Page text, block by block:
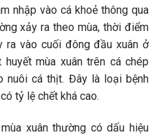
nhập vào cá khoẻ thông qua
xảy ra theo mùa, thời điểm
ra vào cuối đông đầu xuân ở
mùa xuân trên cá chép
nuôi cá thịt. Đây là loại bệnh
tỷ lệ chết khá cao.
xuân thường có dấu hiệu